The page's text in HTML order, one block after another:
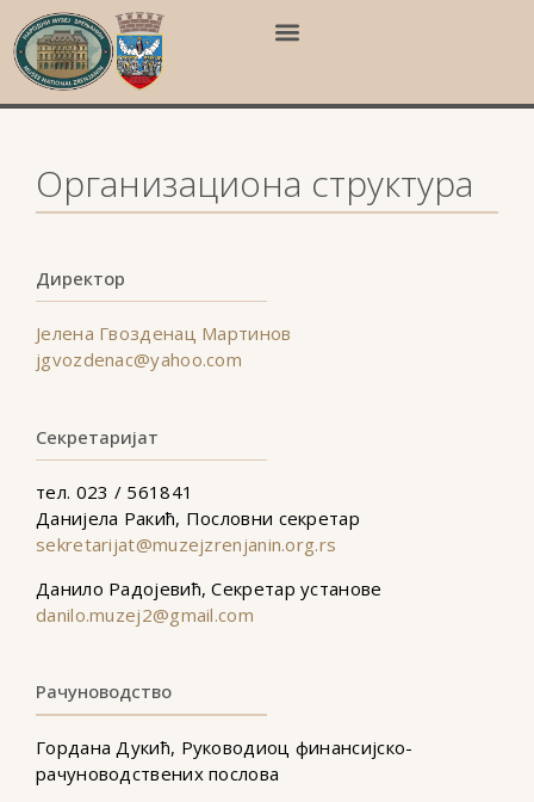
Организациона структура
Директор
Јелена Гвозденац Мартинов
jgvozdenac@yahoo.com
Секретаријат
тел. 023 / 561841
Данијела Ракић, Пословни секретар
sekretarijat@muzejzrenjanin.org.rs
Данило Радојевић, Секретар установе
danilo.muzej2@gmail.com
Рачуноводство
Гордана Дукић, Руководиоц финансијско-
рачуноводствених послова